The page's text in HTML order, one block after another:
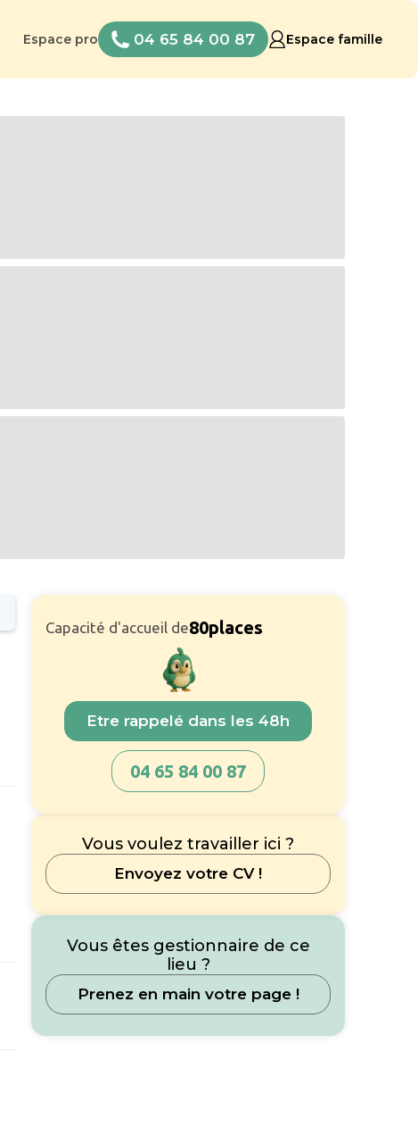
Espace pro 04 65 84 00 87 Espace famille
Capacité d'accueil de80places
Etre rappelé dans les 48h
04 65 84 00 87
Vous voulez travailler ici ?
Envoyez votre CV !
Vous êtes gestionnaire de ce
lieu ?
Prenez en main votre page !